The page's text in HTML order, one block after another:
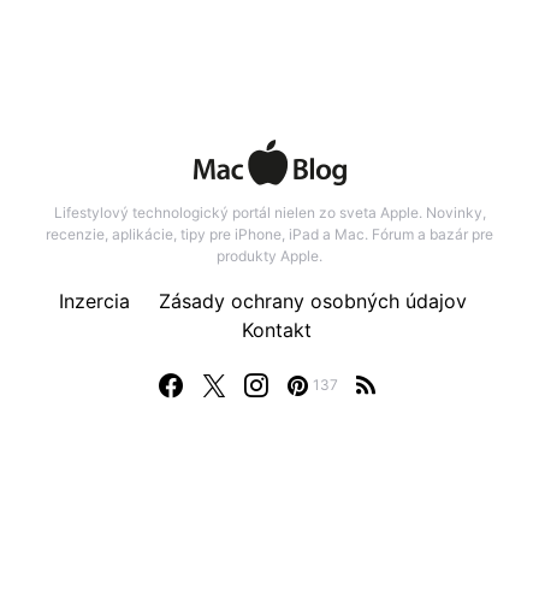
Lifestylový technologický portál nielen zo sveta Apple. Novinky,
recenzie, aplikácie, tipy pre iPhone, iPad a Mac. Fórum a bazár pre
produkty Apple.
137
Inzercia
Zásady ochrany osobných údajov
Kontakt